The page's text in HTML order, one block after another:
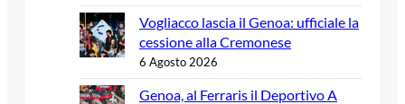
Vogliacco lascia il Genoa: ufficiale la
cessione alla Cremonese
6 Agosto 2026
Genoa, al Ferraris il Deportivo A